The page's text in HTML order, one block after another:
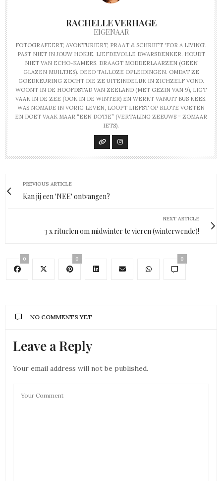
RACHELLE VERHAGE
EIGENAAR
FOTOGRAFEERT, AVONTURIERT, PRAAT & SCHRIJFT 'FOR A LIVING'.
PAST NIET IN JOUW HOKJE. LIEFDEVOLLE DWARSDENKER. HOUDT
NIET VAN ECHO-KAMERS. DRAAGT MODDERLAARZEN (GEEN
GLAZEN MUILTJES). DEED TALLOZE OPLEIDINGEN. OMDAT ZE
GOEDKEURING ZOCHT DIE ZE UITEINDELIJK IN ZICHZELF VOND.
WOONT IN DE HOOFDSTAD VAN ZEELAND (MET GEZIN VAN 9), LIGT
VAAK IN DE ZEE (OOK IN DE WINTER) EN WERKT VANUIT BUS KEES.
WAS NOMADE IN VORIG LEVEN, LOOPT LIEFST OP BLOTE VOETEN
EN DOET VAAK MAAR “EEN DOTJE” (VERTALING ZEEUWS = ZOMAAR
IETS).
PREVIOUS ARTICLE
Kan jij een 'NEE' ontvangen?
NEXT ARTICLE
3 x rituelen om midwinter te vieren (winterwende)!
0 0 0
NO COMMENTS YET
Leave a Reply
Your email address will not be published.